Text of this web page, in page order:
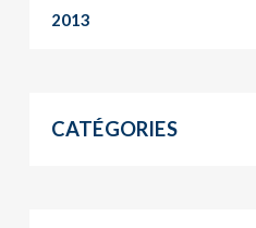
2013
CATÉGORIES